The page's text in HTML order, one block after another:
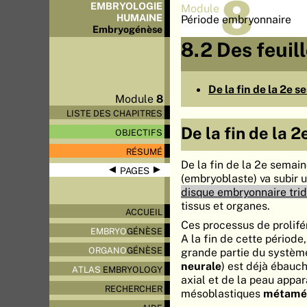
EMBRYOLOGIE
HUMAINE
Embryogénèse
Module8
LISTE DES CHAPITRES
OBJECTIFS
RÉSUMÉ
◀ PAGES▶
ACCUEIL
EMBRYOGÉNÈSE
ORGANOGÉNÈSE
ATLAS EMBRYOLOGY
RECHERCHER
Module 8
Période embryonnaire
8.2 Des
De la fin de la 2e
De la fin de la
De la fin de la 2e
(embryoblaste) va subir
disque embryonnaire
tissus et organes.
Ces processus de
A la fin de cette
grande partie du
neurale) est déjà
axial et de la peau
mésoblastiques